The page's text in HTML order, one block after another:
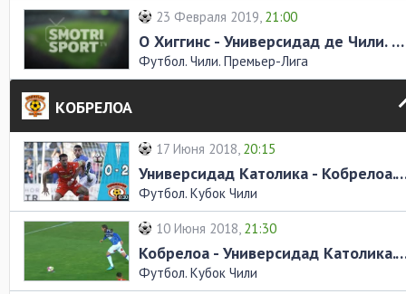
23 Февраля 2019, 21:00
О Хиггинс - Универсидад де Чили. Обзор матча
Футбол. Чили. Премьер-Лига
КОБРЕЛОА
17 Июня 2018, 20:15
Универсидад Католика -
Футбол. Кубок Чили
10 Июня 2018, 21:30
Кобрелоа - Универсидад
Футбол. Кубок Чили